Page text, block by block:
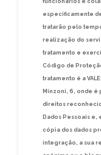
especificamente
tratarão pelo
realização do
tratamento e
Código de
tratamento é a
Minzoni, 6, onde
direitos
Dados Pessoais
cópia dos dados
integração, a sua